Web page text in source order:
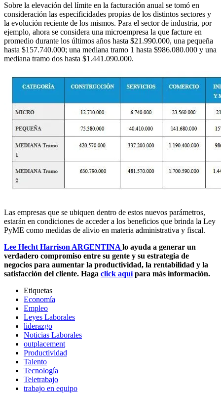
Sobre la elevación del límite en la facturación anual se tomó en
consideración las especificidades propias de los distintos sectores y
la evolución reciente de los mismos. Para el sector de industria, por
ejemplo, ahora se considera una microempresa la que facture en
promedio durante los últimos años hasta $21.990.000, una pequeña
hasta $157.740.000; una mediana tramo 1 hasta $986.080.000 y una
mediana tramo dos hasta $1.441.090.000.
Las empresas que se ubiquen dentro de estos nuevos parámetros,
estarán en condiciones de acceder a los beneficios que brinda la Ley
PyME como medidas de alivio en materia administrativa y fiscal.
Lee Hecht Harrison ARGENTINA lo ayuda a generar un
verdadero compromiso entre su gente y su estrategia de
negocios para aumentar la productividad, la rentabilidad y la
satisfacción del cliente. Haga click aquípara más información.
Etiquetas
Economía
Empleo
Leyes Laborales
liderazgo
Noticias Laborales
outplacement
Productividad
Talento
Tecnología
Teletrabajo
trabajo en equipo